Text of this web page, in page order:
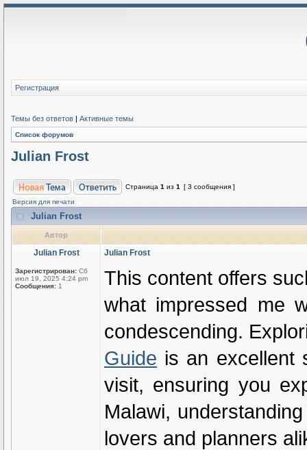
Регистрация
Темы без ответов | Активные темы
Список форумов
Julian Frost
Страница 1 из 1
[ 3 сообщения ]
Версия для печати
Julian Frost
Автор
Julian Frost
Зарегистрирован: Сб
июл 19, 2025 4:24 pm
Сообщения: 1
Julian Frost
This content offers
what impressed me
condescending.
Guide is an excellent
visit, ensuring you
Malawi,
lovers and planners